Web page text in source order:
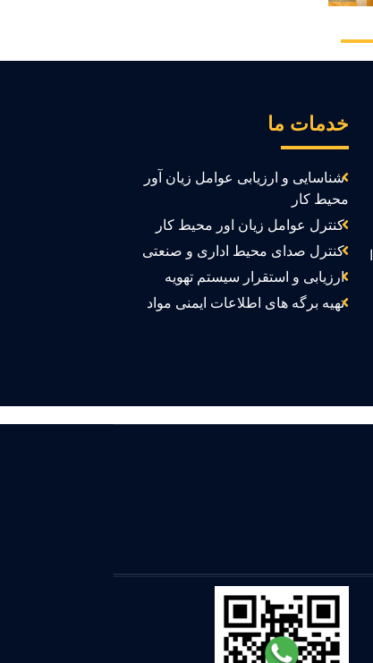
خدمات ما
شناسایی و ارزیابی عوامل زیان آور
محیط کار
کنترل عوامل زیان اور محیط کار
کنترل صدای محیط اداری و صنعتی
ارزیابی و استقرار سیستم تهویه
تهیه برگه های اطلاعات ایمنی مواد